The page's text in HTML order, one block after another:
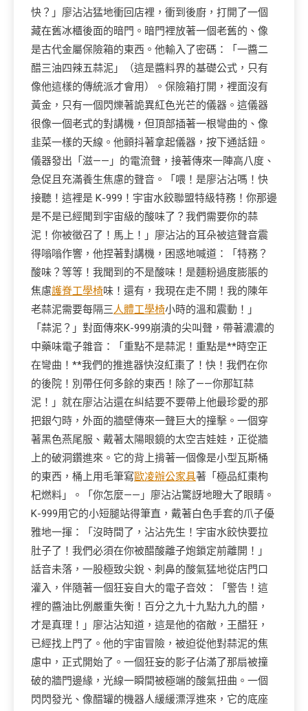
快？」廖沾沾猛地衝回店裡，衝到後廚，打開了一個
藏在舊冰櫃後面的暗門。暗門裡放著一個老舊的、像
是古代金屬保險箱的東西。他輸入了密碼：「一醬二
醋三油四辣五蒜泥」（這是醬料界的基礎公式，只有
像他這樣的傳統派才會用）。保險箱打開，裡面沒有
黃金，只有一個閃爍著詭異紅色光芒的儀器。這儀器
很像一個老式的對講機，但頂部插著一根彎曲的、像
韭菜一樣的天線。他顫抖著拿起儀器，按下通話鈕。
儀器發出「滋——」的電流聲，接著傳來一陣高八度、
急促且充滿養生焦慮的聲音。「喂！是廖沾沾嗎！快
接聽！這裡是 K-999！宇宙水餃聯盟特級特務！你那邊
是不是已經聞到宇宙級的酸味了？我們需要你的蒜
泥！你被徵召了！馬上！」廖沾沾的耳朵被這聲音震
得嗡嗡作響，他捏著對講機，困惑地喊道：「特務？
酸味？等等！我聞到的不是酸味！是麵粉過度膨脹的
焦慮護脊工學椅味！還有，我現在走不開！我的陳年
老蒜泥需要每隔三人體工學椅小時的溫和震動！」
「蒜泥？」對面傳來K-999崩潰的尖叫聲，帶著濃濃的
中藥味電子雜音：「重點不是蒜泥！重點是**時空正
在彎曲！**我們的推進器快沒紅棗了！快！我們在你
的後院！別帶任何多餘的東西！除了——你那缸蒜
泥！」就在廖沾沾還在糾結要不要帶上他最珍愛的那
把銀勺時，外面的牆壁傳來一聲巨大的撞擊。一個穿
著黑色燕尾服、戴著太陽眼鏡的太空吉娃娃，正從牆
上的破洞鑽進來。它的背上揹著一個像是小型瓦斯桶
的東西，桶上用毛筆寫歐凌辦公家具著「極品紅棗枸
杞燃料」。「你怎麼——」廖沾沾驚訝地瞪大了眼睛。
K-999用它的小短腿站得筆直，戴著白色手套的爪子優
雅地一揮：「沒時間了，沾沾先生！宇宙水餃快要拉
肚子了！我們必須在你被醋酸離子炮鎖定前離開！」
話音未落，一股極致尖銳、刺鼻的酸氣猛地從店門口
灌入，伴隨著一個狂妄自大的電子音效：「警告！這
裡的醬油比例嚴重失衡！百分之九十九點九九的醋，
才是真理！」廖沾沾知道，這是他的宿敵，王醋狂，
已經找上門了。他的宇宙冒險，被迫從他對蒜泥的焦
慮中，正式開始了。一個狂妄的影子佔滿了那扇被撞
破的牆門邊緣，光線一瞬間被極端的酸氣扭曲。一個
閃閃發光、像醋罐的機器人緩緩漂浮進來，它的底座